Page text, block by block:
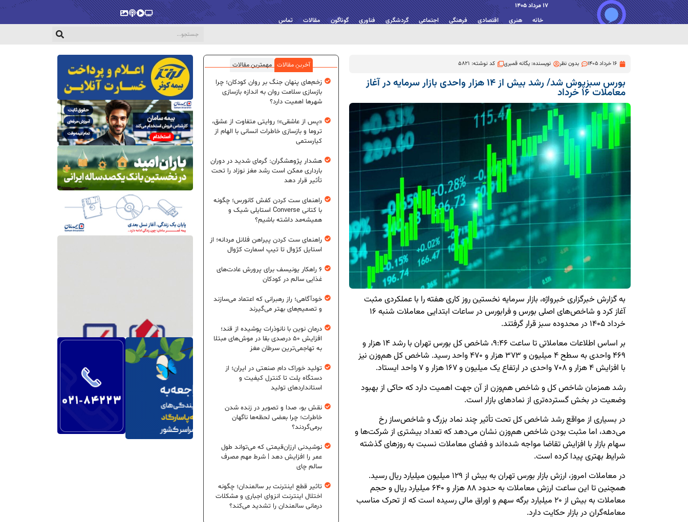
17 مرداد 1405
خانه هنری اقتصادی فرهنگی اجتماعی گردشگری فناوری گوناگون مقالات تماس
پخش‌زندهویدیو
پادکستگالری
16 خرداد 1405 بدون نظر نویسنده:یگانه قمبری کد نوشته: 5821
بورس سبزپوش شد/ رشد بیش از ۱۴ هزار واحدی بازار سرمایه در آغاز
معاملات ۱۶ خرداد
به گزارش خبرگزاری خبرواژه، بازار سرمایه نخستین روز کاری هفته را با عملکردی مثبت
آغاز کرد و شاخص‌های اصلی بورس و فرابورس در ساعات ابتدایی معاملات شنبه ۱۶
خرداد ۱۴۰۵ در محدوده سبز قرار گرفتند.
بر اساس اطلاعات معاملاتی تا ساعت ۹:۴۶، شاخص کل بورس تهران با رشد ۱۴ هزار و
۴۶۹ واحدی به سطح ۴ میلیون و ۳۷۳ هزار و ۴۷۰ واحد رسید. شاخص کل هم‌وزن نیز
با افزایش ۴ هزار و ۷۰۸ واحدی در ارتفاع یک میلیون و ۱۶۷ هزار و ۷ واحد ایستاد.
رشد همزمان شاخص کل و شاخص هم‌وزن از آن جهت اهمیت دارد که حاکی از بهبود
وضعیت در بخش گسترده‌تری از نمادهای بازار است.
در بسیاری از مواقع رشد شاخص کل تحت تأثیر چند نماد بزرگ و شاخص‌ساز رخ
می‌دهد، اما مثبت بودن شاخص هم‌وزن نشان می‌دهد که تعداد بیشتری از شرکت‌ها و
سهام بازار با افزایش تقاضا مواجه شده‌اند و فضای معاملات نسبت به روزهای گذشته
شرایط بهتری پیدا کرده است.
در معاملات امروز، ارزش بازار بورس تهران به بیش از ۱۲۹ میلیون میلیارد ریال رسید.
همچنین تا این ساعت ارزش معاملات به حدود ۸۸ هزار و ۶۴۰ میلیارد ریال و حجم
معاملات به بیش از ۲۰ میلیارد برگه سهم و اوراق مالی رسیده است که از تحرک مناسب
معامله‌گران در بازار حکایت دارد.
آخرین مقالات مهمترین مقالات
زخم‌های پنهان جنگ بر روان کودکان؛ چرا
بازسازی سلامت روان به اندازه بازسازی
شهرها اهمیت دارد؟
«پس از عاشقی»؛ روایتی متفاوت از عشق،
تروما و بازسازی خاطرات انسانی با الهام از
کیارستمی
هشدار پژوهشگران: گرمای شدید در دوران
بارداری ممکن است رشد مغز نوزاد را تحت
تأثیر قرار دهد
راهنمای ست کردن کفش کانورس؛ چگونه
با کتانی Converse استایلی شیک و
همیشه‌مد داشته باشیم؟
راهنمای ست کردن پیراهن فلانل مردانه؛ از
استایل کژوال تا تیپ اسمارت کژوال
۶ راهکار یونیسف برای پرورش عادت‌های
غذایی سالم در کودکان
خودآگاهی؛ راز رهبرانی که اعتماد می‌سازند
و تصمیم‌های بهتر می‌گیرند
درمان نوین با نانوذرات پوشیده از قند؛
افزایش ۵۰ درصدی بقا در موش‌های مبتلا
به تهاجمی‌ترین سرطان مغز
تولید خوراک دام صنعتی در ایران؛ از
دستگاه پلت تا کنترل کیفیت و
استانداردهای تولید
نقش بو، صدا و تصویر در زنده شدن
خاطرات؛ چرا بعضی لحظه‌ها ناگهان
برمی‌گردند؟
نوشیدنی ارزان‌قیمتی که می‌تواند طول
عمر را افزایش دهد | شرط مهم مصرف
سالم چای
تاثیر قطع اینترنت بر سالمندان؛ چگونه
اختلال اینترنت انزوای اجباری و مشکلات
درمانی سالمندان را تشدید می‌کند؟